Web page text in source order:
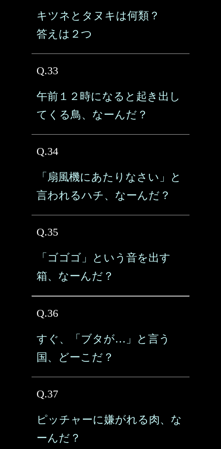
キツネとタヌキは何類？
答えは２つ
Q.33
午前１２時になると起き出し
てくる鳥、なーんだ？
Q.34
「扇風機にあたりなさい」と
言われるハチ、なーんだ？
Q.35
「ゴゴゴ」という音を出す
箱、なーんだ？
Q.36
すぐ、「ブタが…」と言う
国、どーこだ？
Q.37
ピッチャーに嫌がれる肉、な
ーんだ？